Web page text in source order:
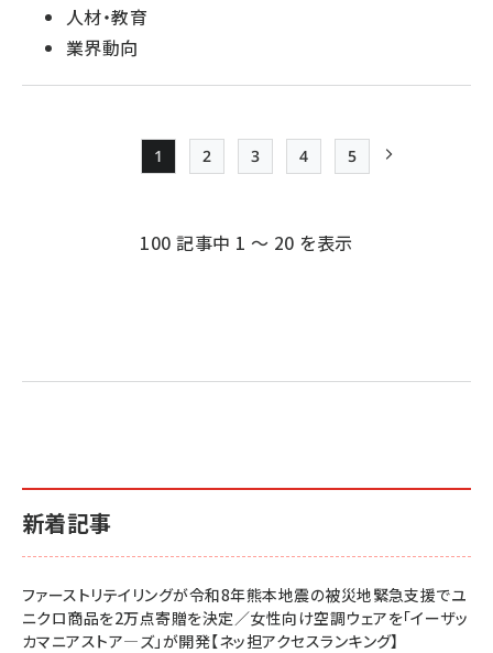
人材・教育
業界動向
ジ
Page
1
Page
2
Page
3
Page
4
Page
5
100 記事中 1 ～ 20 を表示
新着記事
ファーストリテイリングが令和8年熊本地震の被災地緊急支援でユ
ニクロ商品を2万点寄贈を決定／女性向け空調ウェアを「イーザッ
カマニアストア―ズ」が開発【ネッ担アクセスランキング】